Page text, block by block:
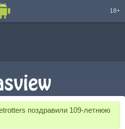
18+
поздравили 109-летнюю